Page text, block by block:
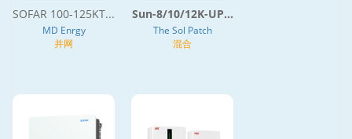
SOFAR 100-125KT...
MD Enrgy
并网
Sun-8/10/12K-UP...
The Sol Patch
混合